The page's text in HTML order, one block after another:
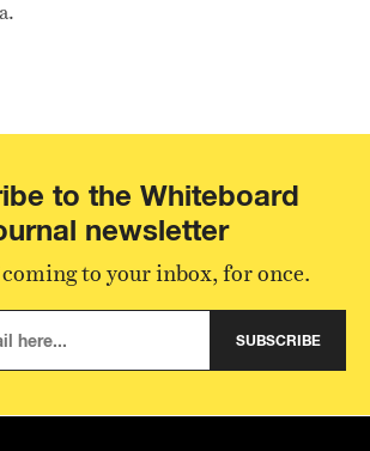
to the Whiteboard
newsletter
to your inbox, for once.
SUBSCRIBE